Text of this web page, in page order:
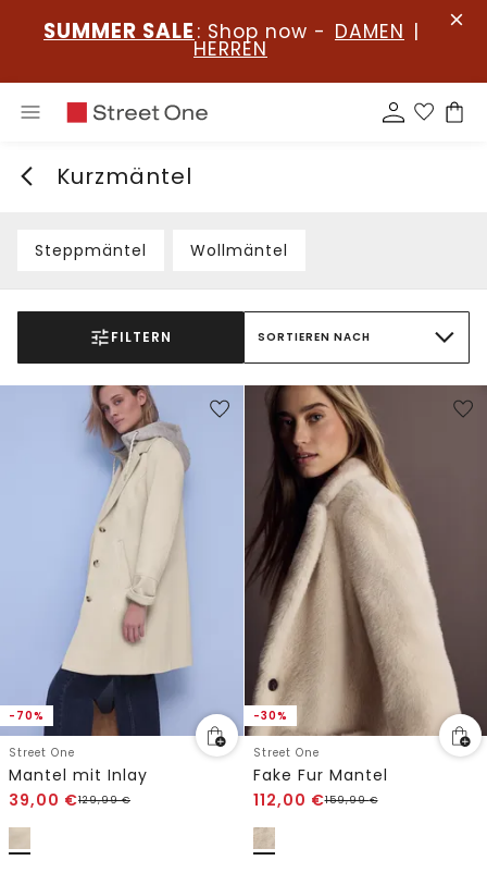
SUMMER SALE : Shop now - DAMEN |
HERREN
Kurzmäntel
Steppmäntel Wollmäntel
FILTERN SORTIEREN NACH
-70%
Street One
Mantel mit Inlay
39,00 €129,99€
-30%
Street One
Fake Fur Mantel
112,00 €159,99€